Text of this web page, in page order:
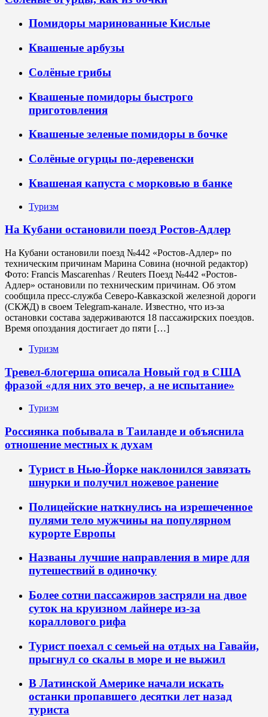
Помидоры маринованные Кислые
Квашеные арбузы
Солёные грибы
Квашеные помидоры быстрого
приготовления
Квашеные зеленые помидоры в бочке
Солёные огурцы по-деревенски
Квашеная капуста с морковью в банке
Туризм
На Кубани остановили поезд Ростов-Адлер
На Кубани остановили поезд №442 «Ростов-Адлер» по
техническим причинам Марина Совина (ночной редактор)
Фото: Francis Mascarenhas / Reuters Поезд №442 «Ростов-
Адлер» остановили по техническим причинам. Об этом
сообщила пресс-служба Северо-Кавказской железной дороги
(СКЖД) в своем Telegram-канале. Известно, что из-за
остановки состава задерживаются 18 пассажирских поездов.
Время опоздания достигает до пяти […]
Туризм
Тревел-блогерша описала Новый год в США
фразой «для них это вечер, а не испытание»
Туризм
Россиянка побывала в Таиланде и объяснила
отношение местных к духам
Турист в Нью-Йорке наклонился завязать
шнурки и получил ножевое ранение
Полицейские наткнулись на изрешеченное
пулями тело мужчины на популярном
курорте Европы
Названы лучшие направления в мире для
путешествий в одиночку
Более сотни пассажиров застряли на двое
суток на круизном лайнере из-за
кораллового рифа
Турист поехал с семьей на отдых на Гавайи,
прыгнул со скалы в море и не выжил
В Латинской Америке начали искать
останки пропавшего десятки лет назад
туриста